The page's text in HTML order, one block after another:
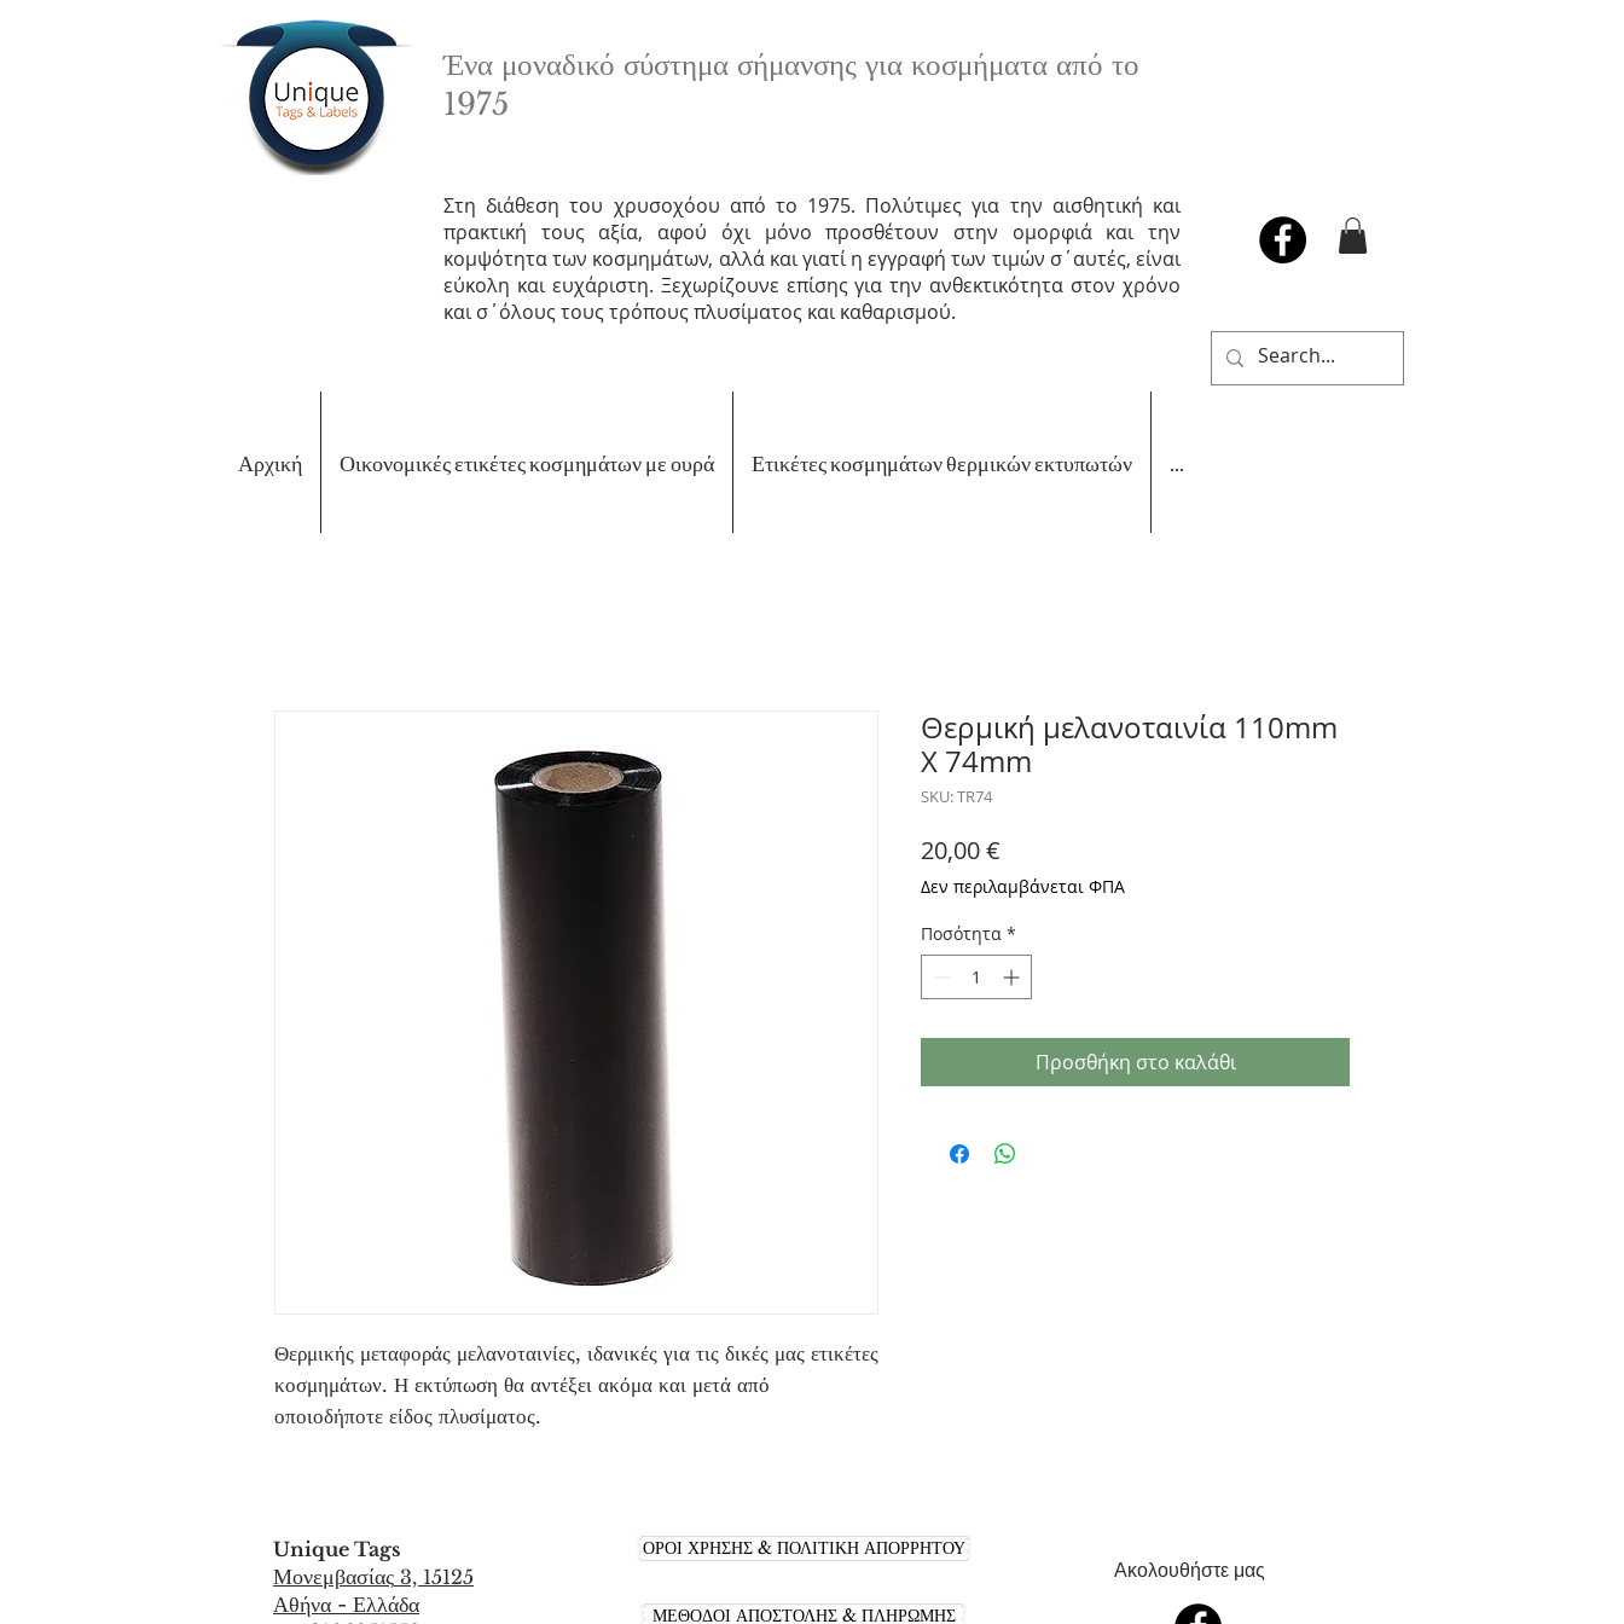
Ένα μοναδικό σύστημα σήμανσης για κοσμήματα από το
1975
Στη διάθεση του χρυσοχόου από το 1975. Πολύτιμες για την αισθητική και
πρακτική τους αξία, αφού όχι μόνο προσθέτουν στην ομορφιά και την
κομψότητα των κοσμημάτων, αλλά και γιατί η εγγραφή των τιμών σ΄αυτές, είναι
εύκολη και ευχάριστη. Ξεχωρίζουνε επίσης για την ανθεκτικότητα στον χρόνο
και σ΄όλους τους τρόπους πλυσίματος και καθαρισμού.
Αρχική Οικονομικές ετικέτες κοσμημάτων με ουρά Ετικέτες κοσμημάτων θερμικών εκτυπωτών ...
Θερμικής μεταφοράς μελανοταινίες, ιδανικές για τις δικές μας ετικέτες
κοσμημάτων. Η εκτύπωση θα αντέξει ακόμα και μετά από
οποιοδήποτε είδος πλυσίματος.
Θερμική μελανοταινία 110mm
X 74mm
SKU: TR74
20,00 €
Δεν περιλαμβάνεται ΦΠΑ
Ποσότητα *
Προσθήκη στο καλάθι
Unique Tags
Μονεμβασίας 3, 15125
Αθήνα - Ελλάδα
ΟΡΟΙ ΧΡΗΣΗΣ & ΠΟΛΙΤΙΚΗ ΑΠΟΡΡΗΤΟΥ
ΜΕΘΟΔΟΙ ΑΠΟΣΤΟΛΗΣ & ΠΛΗΡΩΜΗΣ
Ακολουθήστε μας